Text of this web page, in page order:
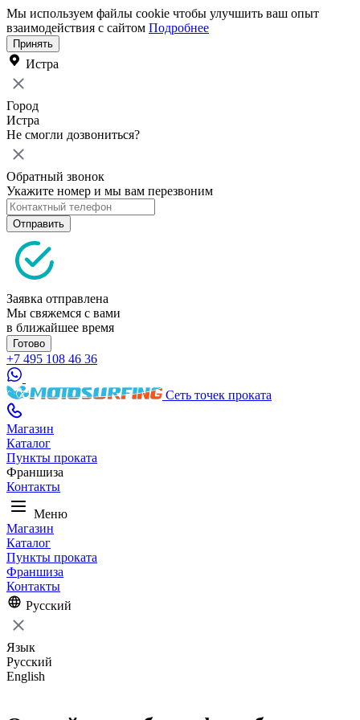
Мы используем файлы cookie чтобы улучшить ваш опыт
взаимодействия с сайтом Подробнее
Принять
Истра
Город
Истра
Не смогли дозвониться?
Обратный звонок
Укажите номер и мы вам перезвоним
Отправить
Заявка отправлена
Мы свяжемся с вами
в ближайшее время
Готово
+7 495 108 46 36
Сеть точек проката
Магазин
Каталог
Пункты проката
Франшиза
Контакты
Меню
Магазин
Каталог
Пункты проката
Франшиза
Контакты
Русский
Язык
Русский
English